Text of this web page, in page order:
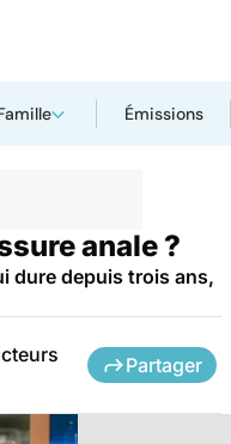
Émissions
anale ?
dure depuis trois ans,
Partager